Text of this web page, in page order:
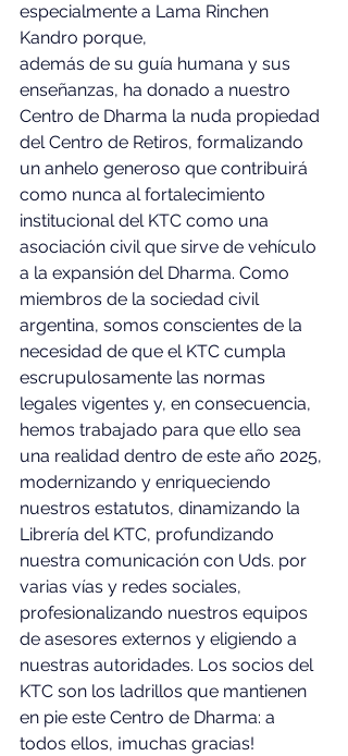
especialmente a Lama Rinchen
Kandro porque,
además de su guía humana y sus
enseñanzas, ha donado a nuestro
Centro de Dharma la nuda propiedad
del Centro de Retiros, formalizando
un anhelo generoso que contribuirá
como nunca al fortalecimiento
institucional del KTC como una
asociación civil que sirve de vehículo
a la expansión del Dharma. Como
miembros de la sociedad civil
argentina, somos conscientes de la
necesidad de que el KTC cumpla
escrupulosamente las normas
legales vigentes y, en consecuencia,
hemos trabajado para que ello sea
una realidad dentro de este año 2025,
modernizando y enriqueciendo
nuestros estatutos, dinamizando la
Librería del KTC, profundizando
nuestra comunicación con Uds. por
varias vías y redes sociales,
profesionalizando nuestros equipos
de asesores externos y eligiendo a
nuestras autoridades. Los socios del
KTC son los ladrillos que mantienen
en pie este Centro de Dharma: a
todos ellos, ¡muchas gracias!